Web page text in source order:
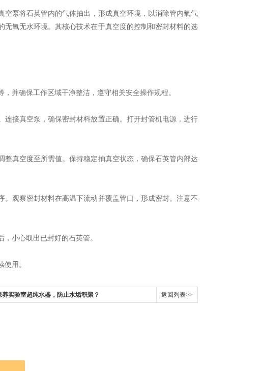
空泵将石英管内的气体抽出，形成真空环境，以消除管内氧气
氧无水环境。其核心技术在于真空度的控制和密封材料的选
确保工作区域干净整洁，遵守相关安全操作规程。
接真空泵，确保密封材料放置正确。打开封管机电源，进行
真空度至所需值。保持稳定抽真空状态，确保石英管内部达
观察密封材料在高温下流动并覆盖管口，形成密封。注意不
小心取出已封好的石英管。
用。
养实验室超纯水器，防止水垢积聚？ 返回列表>>